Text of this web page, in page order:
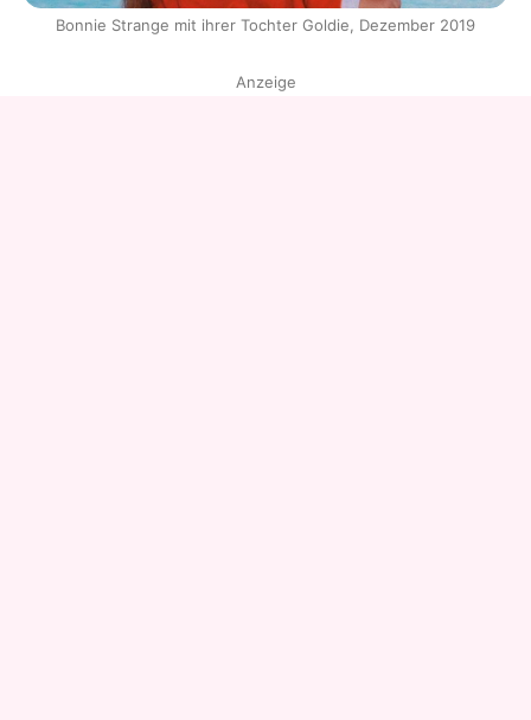
Bonnie Strange mit ihrer Tochter Goldie, Dezember 2019
Anzeige